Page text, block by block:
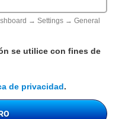
→ Settings → General
se utilice con fines de
de privacidad.